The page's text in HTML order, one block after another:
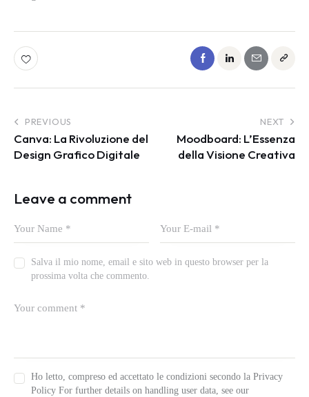
PREVIOUS
Canva: La Rivoluzione del
Design Grafico Digitale
NEXT
Moodboard: L’Essenza
della Visione Creativa
Leave a comment
Salva il mio nome, email e sito web in questo browser per la
prossima volta che commento.
Ho letto, compreso ed accettato le condizioni secondo la Privacy
Policy For further details on handling user data, see our